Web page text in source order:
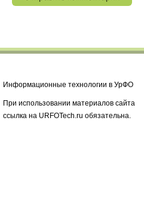
Информационные технологии в УрФО
При использовании материалов сайта
ссылка на URFOTech.ru обязательна.